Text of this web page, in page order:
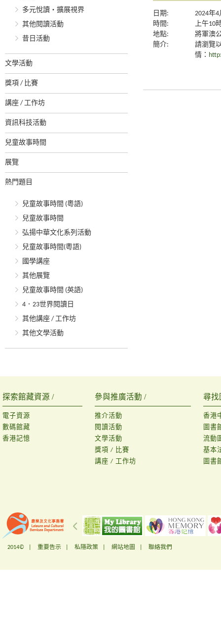
多元悅讀‧擴展視界
其他閱讀活動
昔日活動
文學活動
獎項 / 比賽
講座 / 工作坊
資訊科技活動
兒童故事時間
展覽
熱門題目
兒童故事時間 (粵語)
兒童故事時間
弘揚中華文化系列活動
兒童故事時間(粵語)
國學講座
其他展覽
兒童故事時間 (英語)
4．23世界閱讀日
其他講座 / 工作坊
其他文學活動
日期:
2024年
時間:
上午10
地點:
將軍澳
簡介:
請瀏覽
情：
探索館藏資源 /
電子資源
數碼館藏
香港記憶
參與推廣活動 /
推介活動
閱讀活動
文學活動
獎項 / 比賽
講座 / 工作坊
尋找
香港
圖書
流動
基本
圖書
2014© | 重要告示 私隱政策 網站地圖 聯絡我們